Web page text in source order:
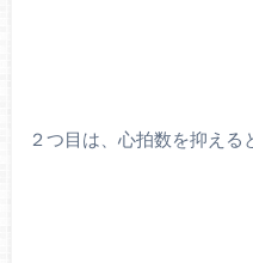
２つ目は、心拍数を抑える